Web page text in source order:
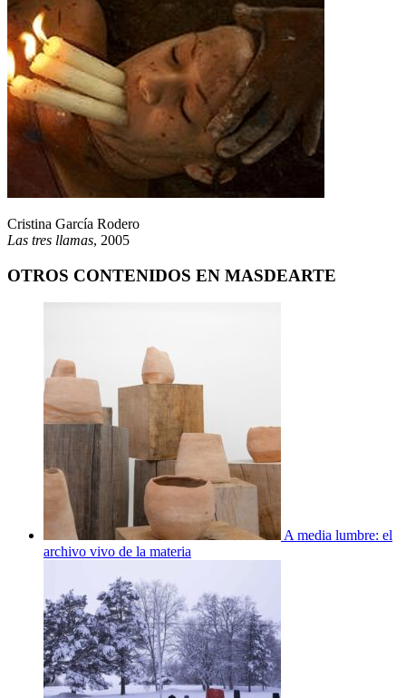
Cristina García Rodero
Las tres llamas, 2005
OTROS CONTENIDOS EN MASDEARTE
A media lumbre: el
archivo vivo de la materia